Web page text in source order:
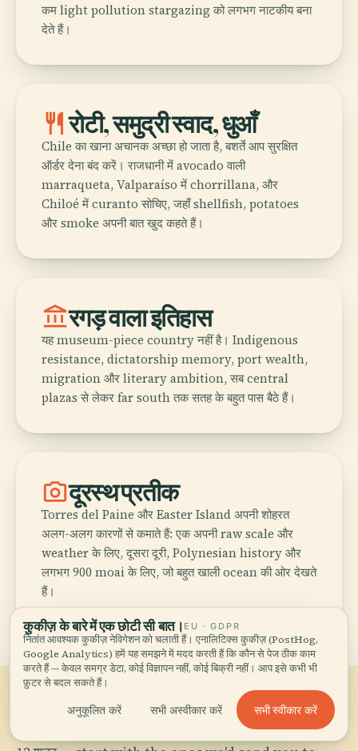
कम light pollution stargazing को लगभग नाटकीय बना
देते हैं।
restaurantरोटी, समुद्री स्वाद, धुआँ
Chile का खाना अचानक अच्छा हो जाता है, बशर्ते आप सुरक्षित
ऑर्डर देना बंद करें। राजधानी में avocado वाली
marraqueta, Valparaíso में chorrillana, और
Chiloé में curanto सोचिए, जहाँ shellfish, potatoes
और smoke अपनी बात खुद कहते हैं।
account_balanceरगड़ वाला इतिहास
यह museum-piece country नहीं है। Indigenous
resistance, dictatorship memory, port wealth,
migration और literary ambition, सब central
plazas से लेकर far south तक सतह के बहुत पास बैठे हैं।
photo_cameraदूरस्थ प्रतीक
Torres del Paine और Easter Island अपनी शोहरत
अलग-अलग कारणों से कमाते हैं: एक अपनी raw scale और
weather के लिए, दूसरा दूरी, Polynesian history और
लगभग 900 moai के लिए, जो बहुत खाली ocean की ओर देखते
हैं।
Chile के शहर
कुकीज़ के बारे में एक छोटी सी बात। EU · GDPR
नितांत आवश्यक कुकीज़ नेविगेशन को चलाती हैं। एनालिटिक्स कुकीज़ (PostHog,
Google Analytics) हमें यह समझने में मदद करती हैं कि कौन से पेज ठीक काम
करते हैं — केवल समग्र डेटा, कोई विज्ञापन नहीं, कोई बिक्री नहीं। आप इसे कभी भी
फ़ुटर से बदल सकते हैं।
अनुकूलित करें सभी अस्वीकार करें सभी स्वीकार करें